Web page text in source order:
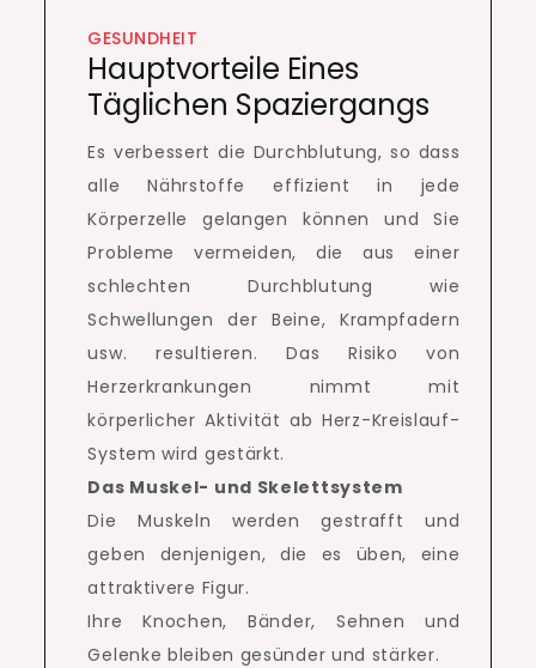
GESUNDHEIT
Hauptvorteile Eines
Täglichen Spaziergangs
Es verbessert die Durchblutung, so dass
alle Nährstoffe effizient in jede
Körperzelle gelangen können und Sie
Probleme vermeiden, die aus einer
schlechten Durchblutung wie
Schwellungen der Beine, Krampfadern
usw. resultieren. Das Risiko von
Herzerkrankungen nimmt mit
körperlicher Aktivität ab Herz-Kreislauf-
System wird gestärkt.
Das Muskel- und Skelettsystem
Die Muskeln werden gestrafft und
geben denjenigen, die es üben, eine
attraktivere Figur.
Ihre Knochen, Bänder, Sehnen und
Gelenke bleiben gesünder und stärker.